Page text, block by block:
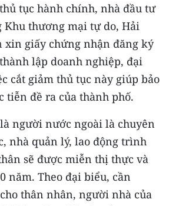
tục hành chính, nhà đầu tư
Khu thương mại tự do, Hải
xin giấy chứng nhận đăng ký
lập doanh nghiệp, đại
cắt giảm thủ tục này giúp bảo
tiễn đề ra của thành phố.
người nước ngoài là chuyên
nhà quản lý, lao động trình
sẽ được miễn thị thực và
năm. Theo đại biểu, cần
thân nhân, người nhà của